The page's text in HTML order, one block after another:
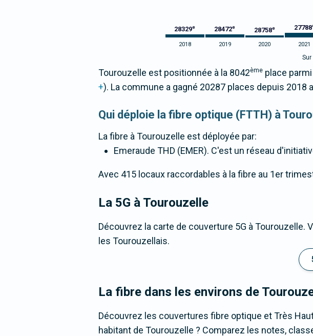
28329e 28472e 28758e 27788
2018 2019 2020 2021
Tourouzelle est positionnée à la 8042ème place
+). La commune a gagné 20287 places depuis 2018
Qui déploie la fibre optique (FTTH) à
La fibre à Tourouzelle est déployée par:
Emeraude THD (EMER). C'est un réseau
Avec 415 locaux raccordables à la fibre au 1er
La 5G à Tourouzelle
Découvrez la carte de couverture 5G à
les Tourouzellais.
La fibre dans les environs de
Découvrez les couvertures fibre optique et Très
habitant de Tourouzelle ? Comparez les notes,